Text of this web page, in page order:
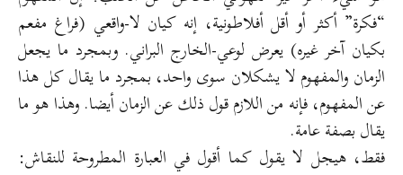
“فكرة” أكثر أو أقل أفلاطونية، إنه كيان لا-واقعي (فراغ مفعم
بكيان آخر غيره) يعرض لوعي-الخارج البراني. وبمجرد ما يجعل
الزمان والمفهوم لا يشكلان سوى واحد، بمجرد ما يقال كل هذا
عن المفهوم، فإنه من اللازم قول ذلك عن الزمان أيضا. وهذا هو ما
يقال بصفة عامة.
فقط، هيجل لا يقول كما أقول في العبارة المطروحة للنقاش: